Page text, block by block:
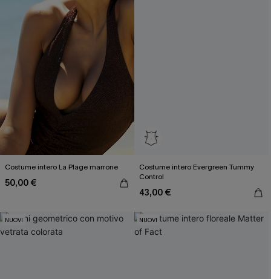
Costume intero La Plage marrone
50,00 €
Costume intero Evergreen Tummy
Control
43,00 €
NUOVI NUOVI